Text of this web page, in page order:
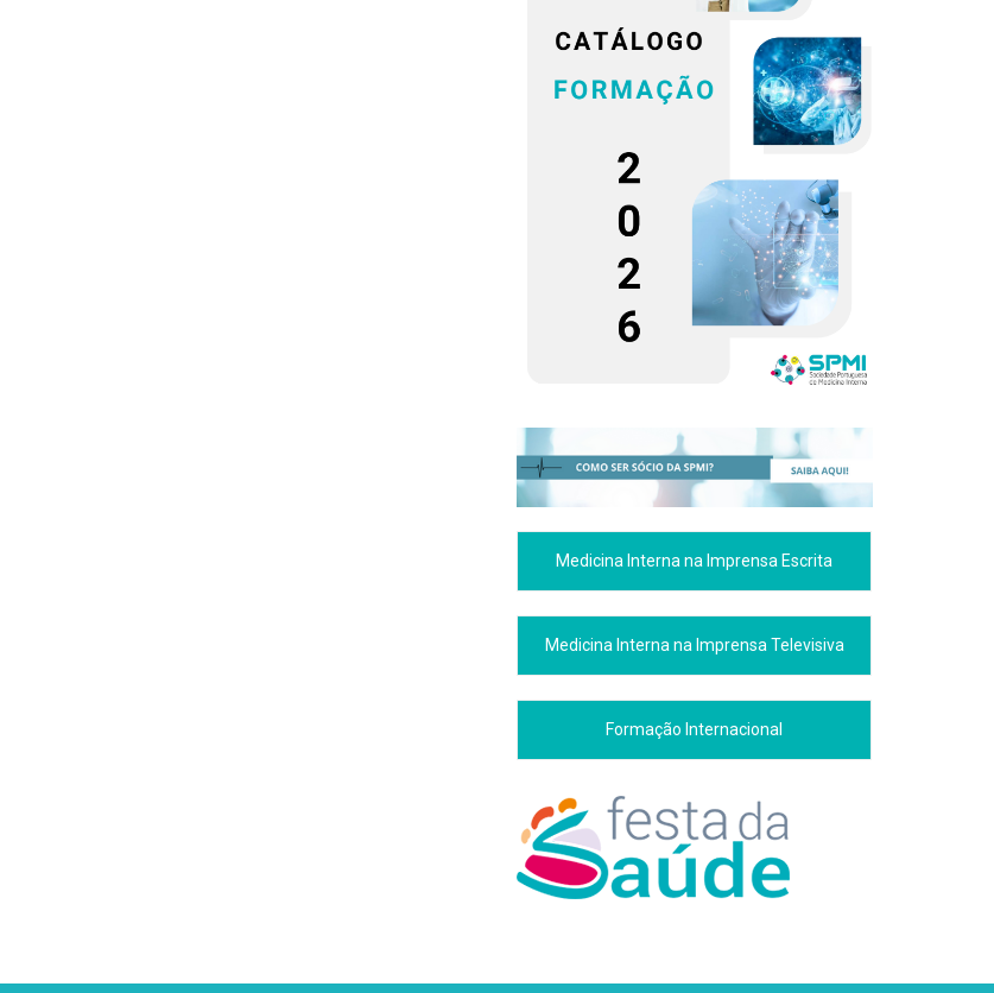
Medicina Interna na Imprensa Escrita
Medicina Interna na Imprensa Televisiva
Formação Internacional